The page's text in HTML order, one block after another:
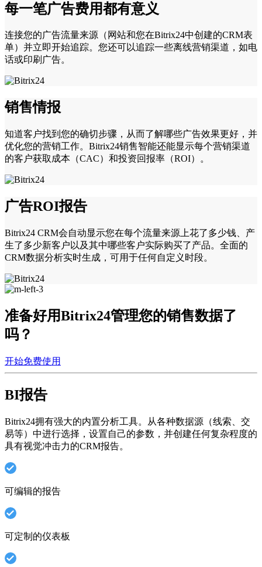
每一笔广告费用都有意义
连接您的广告流量来源（网站和您在Bitrix24中创建的CRM表
单）并立即开始追踪。您还可以追踪一些离线营销渠道，如电
话­或印刷广告。
销售情报
知道客户找到您的确切步骤，从而了解哪些广告效果更好，并
优化您的营销工作。Bitrix24销售智能还能显示每个营销渠道
的客户获取成本（CAC）和投资回报率（ROI）。
广告ROI报告
Bitrix24 CRM会自动显示您在每个流量来源上花了多少钱、产
生了多少新客户以及其中哪些客户实际购买了产品。全面的
CRM数据分析实时生成，可用于任何自定义时段。
准备好用Bitrix24管理您的销售数据了
吗？
开始免费使用
BI报告
Bitrix24拥有强大的内置分析工具。从各种数据源（线索、交
易等）中进行选择，设置自己的参数，并创建任何复杂程度的
具有视觉冲击力的CRM报告。
可编辑的报告
可定制的仪表板